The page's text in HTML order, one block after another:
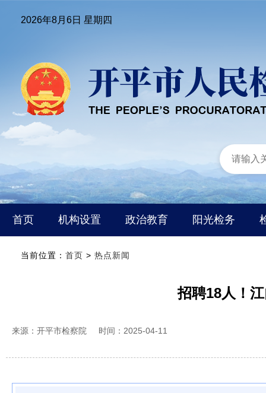
2026年8月6日 星期四
首页 机构设置 政治教育 阳光检务
当前位置： 首页 > 热点新闻
招聘18人！
来源：开平市检察院 时间：2025-04-11